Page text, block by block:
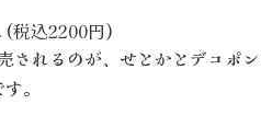
(税込2200円)
されるのが、せとかとデコポ
。